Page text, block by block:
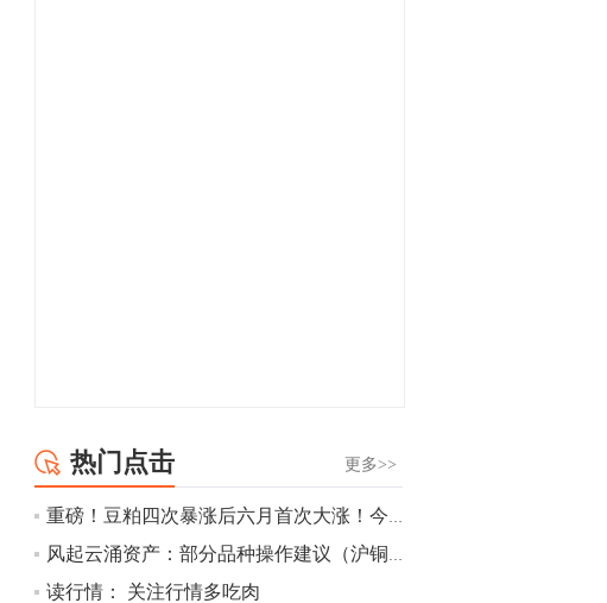
幅扩大至4.4%。
10:43
【行情】芝加哥11月大豆期货跌0.4%，12
月玉米期货跌1%。
更多>>
热门点击
重磅！豆粕四次暴涨后六月首次大涨！今日豆粕期货价格大涨超3.5%！
风起云涌资产：部分品种操作建议（沪铜，螺纹，白糖，铁矿）
读行情： 关注行情多吃肉